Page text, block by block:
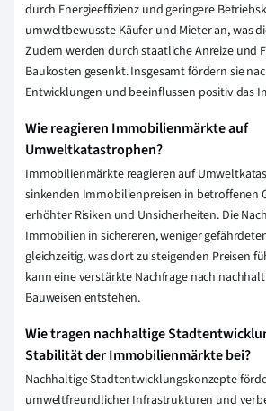
durch Energieeffizienz und geringere
umweltbewusste Käufer und Mieter an, was
Zudem werden durch staatliche Anreize und
Baukosten gesenkt. Insgesamt fördern sie
Entwicklungen und beeinflussen positiv das
Wie reagieren Immobilienmärkte auf
Umweltkatastrophen?
Immobilienmärkte reagieren auf
sinkenden Immobilienpreisen in betroffenen
erhöhter Risiken und Unsicherheiten. Die
Immobilien in sichereren, weniger
gleichzeitig, was dort zu steigenden Preisen
kann eine verstärkte Nachfrage nach
Bauweisen entstehen.
Wie tragen nachhaltige
Stabilität der Immobilienmärkte bei?
Nachhaltige Stadtentwicklungskonzepte
umweltfreundlicher Infrastrukturen und